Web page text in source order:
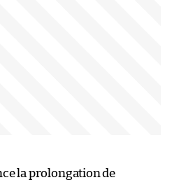
la prolongation de